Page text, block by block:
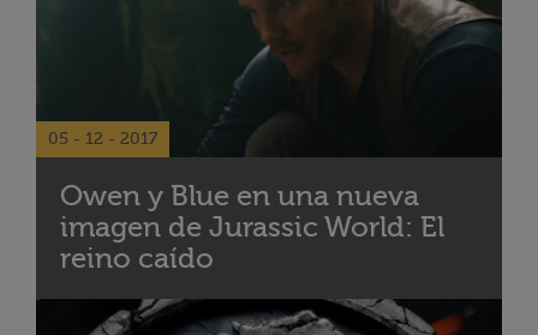
05 - 12 - 2017
Owen y Blue en una nueva
imagen de Jurassic World: El
reino caído